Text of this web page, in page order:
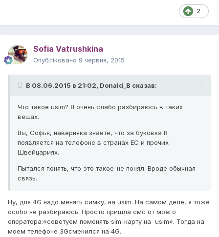
2
Sofia Vatrushkina
Опубліковано 9 червня, 2015
В 08.06.2015 в 21:02, Donald_B сказав:
Что такое usim? Я очень слабо разбираюсь в таких
вещах.
Вы, Софья, наверняка знаете, что за буковка R
появляется на телефоне в странах ЕС и прочих
Швейцариях.
Пытался понять, что это такое-не понял. Вроде обычная
связь.
Ну, для 4G надо менять симку, на usim. На самом деле, я тоже
особо не разбираюсь. Просто пришла смс от моего
оператора:«советуем поменять sim-карту на usim». Тогда на
моем телефоне 3Gсменился на 4G.